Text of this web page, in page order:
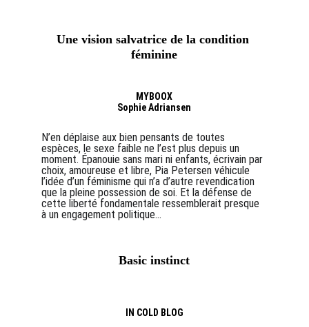
Une vision salvatrice de la condition
féminine
MYBOOX
Sophie Adriansen
N’en déplaise aux bien pensants de toutes
espèces, le sexe faible ne l’est plus depuis un
moment. Épanouie sans mari ni enfants, écrivain par
choix, amoureuse et libre, Pia Petersen véhicule
l’idée d’un féminisme qui n’a d’autre revendication
que la pleine possession de soi. Et la défense de
cette liberté fondamentale ressemblerait presque
à un engagement politique...
Basic instinct
IN COLD BLOG